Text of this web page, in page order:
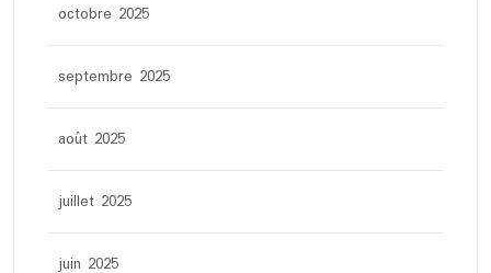
octobre 2025
septembre 2025
août 2025
juillet 2025
juin 2025